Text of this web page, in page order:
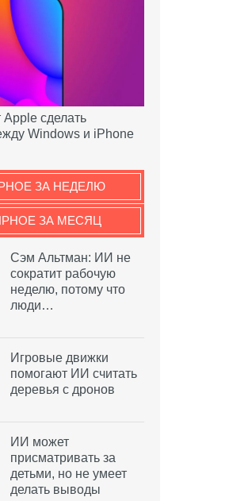
Apple сделать
Windows и iPhone
ЗА НЕДЕЛЮ
ЗА МЕСЯЦ
Сэм Альтман: ИИ не
сократит рабочую
неделю, потому что
люди…
Игровые движки
помогают ИИ считать
деревья с дронов
ИИ может
присматривать за
детьми, но не умеет
делать выводы